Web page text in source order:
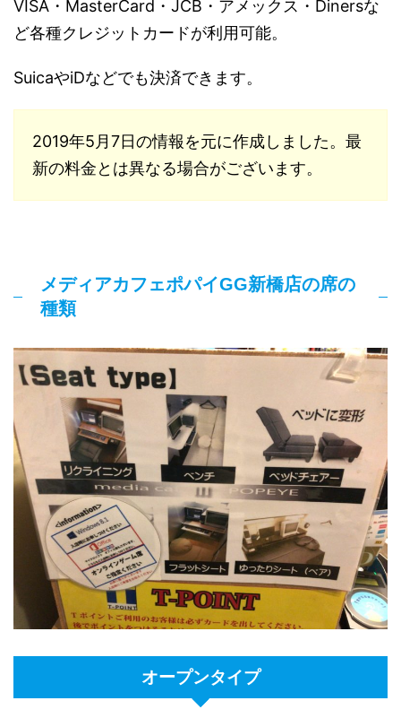
VISA・MasterCard・JCB・アメックス・Dinersな
ど各種クレジットカードが利用可能。
SuicaやiDなどでも決済できます。
2019年5月7日の情報を元に作成しました。最
新の料金とは異なる場合がございます。
メディアカフェポパイGG新橋店の席の
種類
オープンタイプ